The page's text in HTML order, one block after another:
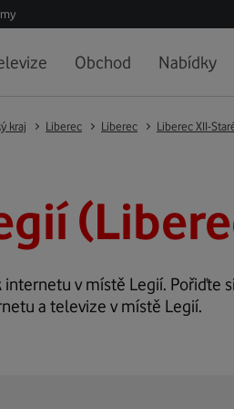
Obchod Nabídky
kraj Liberec Liberec Liberec XII-
v místě Legií. Pořiďte
a televize v místě Legií.